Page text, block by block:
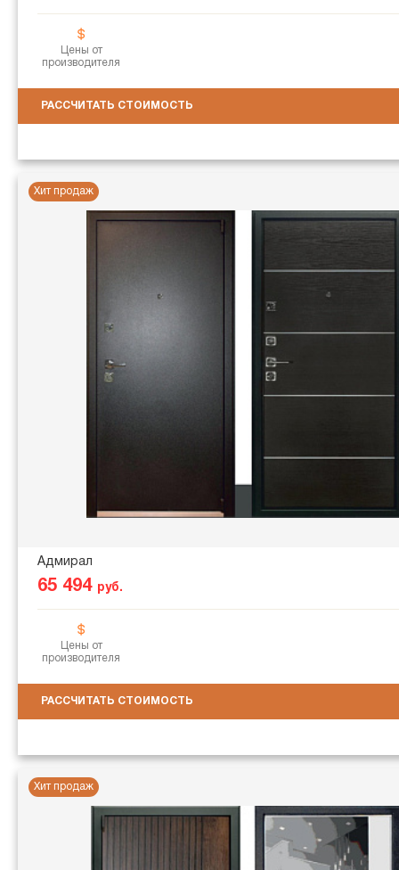
Цены от
производителя
РАССЧИТАТЬ СТОИМОСТЬ
Хит продаж
Адмирал
65 494 руб.
Цены от
производителя
РАССЧИТАТЬ СТОИМОСТЬ
Хит продаж